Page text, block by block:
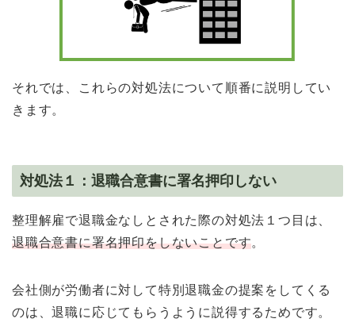
それでは、これらの対処法について順番に説明してい
きます。
対処法１：退職合意書に署名押印しない
整理解雇で退職金なしとされた際の対処法１つ目は、
退職合意書に署名押印をしないことです。
会社側が労働者に対して特別退職金の提案をしてくる
のは、退職に応じてもらうように説得するためです。